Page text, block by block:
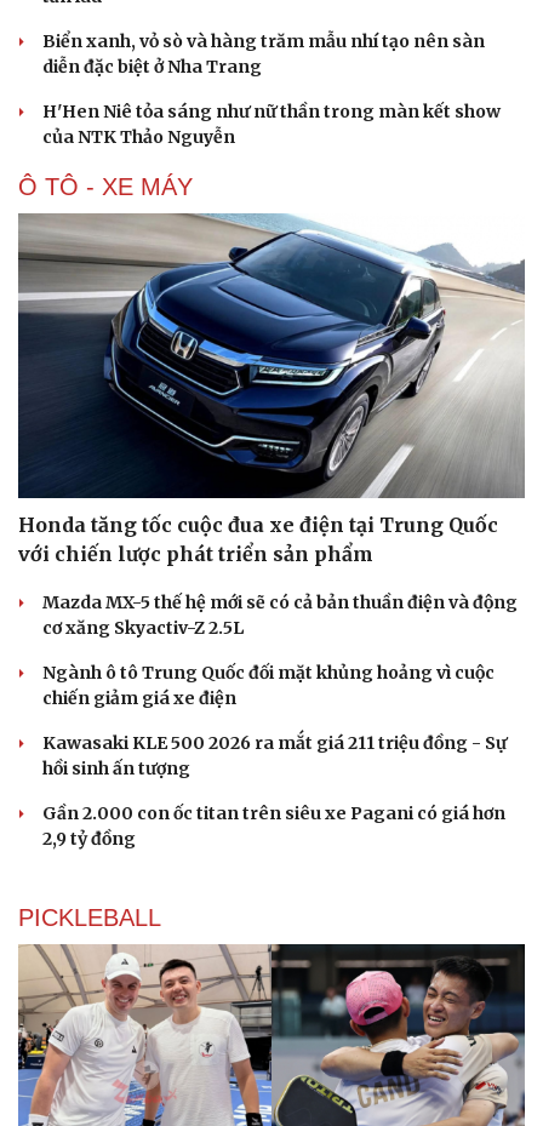
Du lịch
Tư vấn
Săn Tour
check-in
Podcast
Câu chuyện thời sự
Đọc truyện đêm khuya
Cửa sổ tình yêu
Kể chuyện cho bé
Biển xanh, vỏ sò và hàng trăm mẫu nhí tạo nên sàn
diễn đặc biệt ở Nha Trang
H'Hen Niê tỏa sáng như nữ thần trong màn kết show
của NTK Thảo Nguyễn
Ô TÔ - XE MÁY
Honda tăng tốc cuộc đua xe điện tại Trung Quốc
với chiến lược phát triển sản phẩm
Mazda MX-5 thế hệ mới sẽ có cả bản thuần điện và động
cơ xăng Skyactiv-Z 2.5L
Ngành ô tô Trung Quốc đối mặt khủng hoảng vì cuộc
chiến giảm giá xe điện
Kawasaki KLE 500 2026 ra mắt giá 211 triệu đồng - Sự
hồi sinh ấn tượng
Gần 2.000 con ốc titan trên siêu xe Pagani có giá hơn
2,9 tỷ đồng
PICKLEBALL